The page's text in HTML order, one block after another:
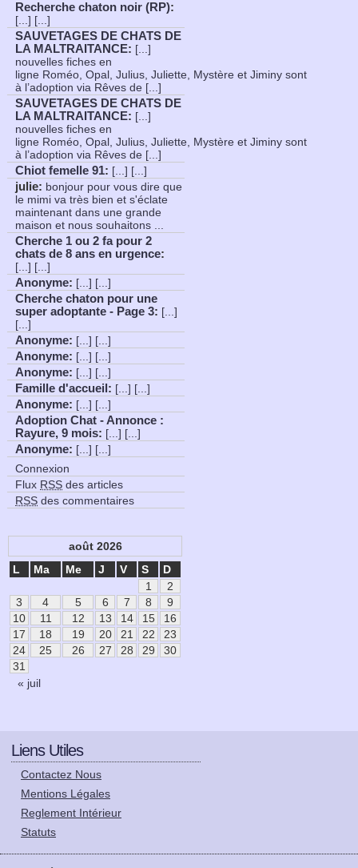
Recherche chaton noir (RP):
[...] [...]
SAUVETAGES DE CHATS DE
LA MALTRAITANCE: [...]
nouvelles fiches en
ligne Roméo, Opal, Julius, Juliette, Mystère et Jiminy sont
à l’adoption via Rêves de [...]
SAUVETAGES DE CHATS DE
LA MALTRAITANCE: [...]
nouvelles fiches en
ligne Roméo, Opal, Julius, Juliette, Mystère et Jiminy sont
à l’adoption via Rêves de [...]
Chiot femelle 91: [...] [...]
julie: bonjour pour vous dire que
le mimi va très bien et s'éclate
maintenant dans une grande
maison et nous souhaitons ...
Cherche 1 ou 2 fa pour 2
chats de 8 ans en urgence:
[...] [...]
Anonyme: [...] [...]
Cherche chaton pour une
super adoptante - Page 3: [...]
[...]
Anonyme: [...] [...]
Anonyme: [...] [...]
Anonyme: [...] [...]
Famille d'accueil : [...] [...]
Anonyme: [...] [...]
Adoption Chat - Annonce :
Rayure, 9 mois: [...] [...]
Anonyme: [...] [...]
Connexion
Flux RSS des articles
RSS des commentaires
août 2026
L
Ma Me J V S D
« juil
1
2
3
4 5 6 7 8
9
10
11 12 13 14 15
16
17
18 19 20 21 22
23
24
25 26 27 28 29
30
31
Liens Utiles
Contactez Nous
Mentions Légales
Reglement Intérieur
Statuts